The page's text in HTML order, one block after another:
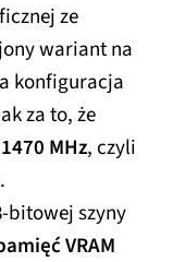
ze
wariant na
konfiguracja
za to, że
MHz, czyli
bitowej szyny
VRAM